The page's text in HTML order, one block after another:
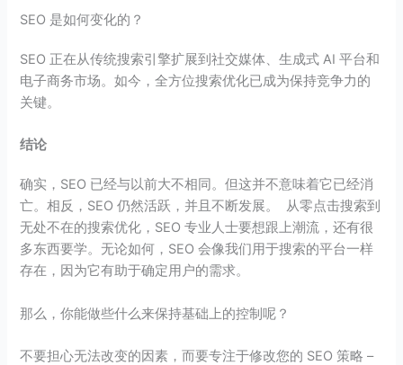
SEO 是如何变化的？
SEO 正在从传统搜索引擎扩展到社交媒体、生成式 AI 平台和
电子商务市场。如今，全方位搜索优化已成为保持竞争力的
关键。
结论
确实，SEO 已经与以前大不相同。但这并不意味着它已经消
亡。相反，SEO 仍然活跃，并且不断发展。 从零点击搜索到
无处不在的搜索优化，SEO 专业人士要想跟上潮流，还有很
多东西要学。无论如何，SEO 会像我们用于搜索的平台一样
存在，因为它有助于确定用户的需求。
那么，你能做些什么来保持基础上的控制呢？
不要担心无法改变的因素，而要专注于修改您的 SEO 策略 –